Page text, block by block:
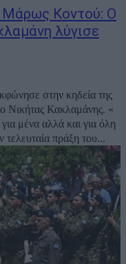
Μάρως Κοντού: Ο
λύγισε
στην κηδεία της
Νικήτας Κακλαμάνης. «
μένα αλλά και για όλη
πράξη του...